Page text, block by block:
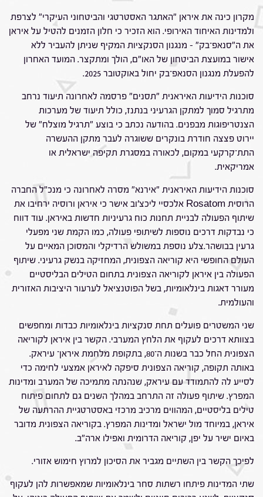
מקרון כינה את איראן "האתגר האסטרטגי והביטחוני העיקרי" לצרפת
ולמדינות האיחוד האירופי. הוא הזכיר כי חלון הזמנים להטיל על איראן
את ה"סנאפ־בק" – מנגנון הסנקציות המקיף שניתן להעביר ללא
אישור במועצת הביטחון של האו"ם, הולך ומתקצר. המועד האחרון
להפעלת מנגנון הסנאפ־בק יחול באוקטובר 2025.
סוכנות הידיעות האיראנית "תסנים" פרסמה לאחרונה תיעוד נרחב
מתרגיל סמוך למתקן הגרעיני בנתנז, כולל תיעוד של מערכות
הצנטריפוגות מבפנים. בהודעה נכתב כי בוצע "תרגיל מוצלח" של
יירוט פצצה חודרת בונקרים ששוגרה לעבר מתקן ההעשרה
התת־קרקעי במקום, לכאורה במסגרת תקיפה ישראלית או
אמריקאית.
סוכנות הידיעות האיראנית "אירנא" מסרה לאחרונה כי מנכ"ל החברה
הרוסית Rosatom אלכסיי ליכצ'וב אישר כי איראן ורוסיה ירחיבו את
שיתוף הפעולה לבניית תחנות כוח גרעיניות חדשות באיראן. עוד דווח
כי נבדקות דרכים נוספות לשיתופי פעולה, כמו הקמת שני מפעלי
גרעין בבושהר.צלע נוספת במשולש הרדיקלי והמסוכן המאיים על
העולם החופשי היא קוריאה הצפונית, המחזיקה בנשק גרעיני. שיתוף
הפעולה בין איראן לקוריאה הצפונית בתחום הטילים הבליסטיים
מעורר דאגות בינלאומיות, בשל הפוטנציאל לערעור היציבות האזורית
והעולמית.
שני המשטרים פועלים תחת סנקציות בינלאומיות כבדות ומחפשים
בצוותא דרכים לעקוף את הלחץ המערבי. הקשר בין איראן לקוריאה
הצפונית החל כבר בשנות ה־80, בתקופת מלחמת איראן־ עיראק.
באותה תקופה, קוריאה הצפונית סיפקה לאיראן אמצעי לחימה כדי
לסייע לה להתמודד עם עיראק, שנהנתה מתמיכה של המערב ומדינות
המפרץ. שיתוף פעולה זה התרחב במהלך השנים גם לתחום פיתוח
טילים בליסטיים, המהווים מרכיב מרכזי באסטרטגיית ההרתעה של
איראן, במיוחד מול ישראל ומדינות המפרץ. בקוריאה הצפונית מדובר
באיום ישיר על יפן, קוריאה הדרומית ואפילו ארה"ב.
לפיכך הקשר בין השתיים מגביר את הסיכון למרוץ חימוש אזורי.
שתי המדינות פיתחו רשתות סחר בינלאומיות שמאפשרות להן לעקוף